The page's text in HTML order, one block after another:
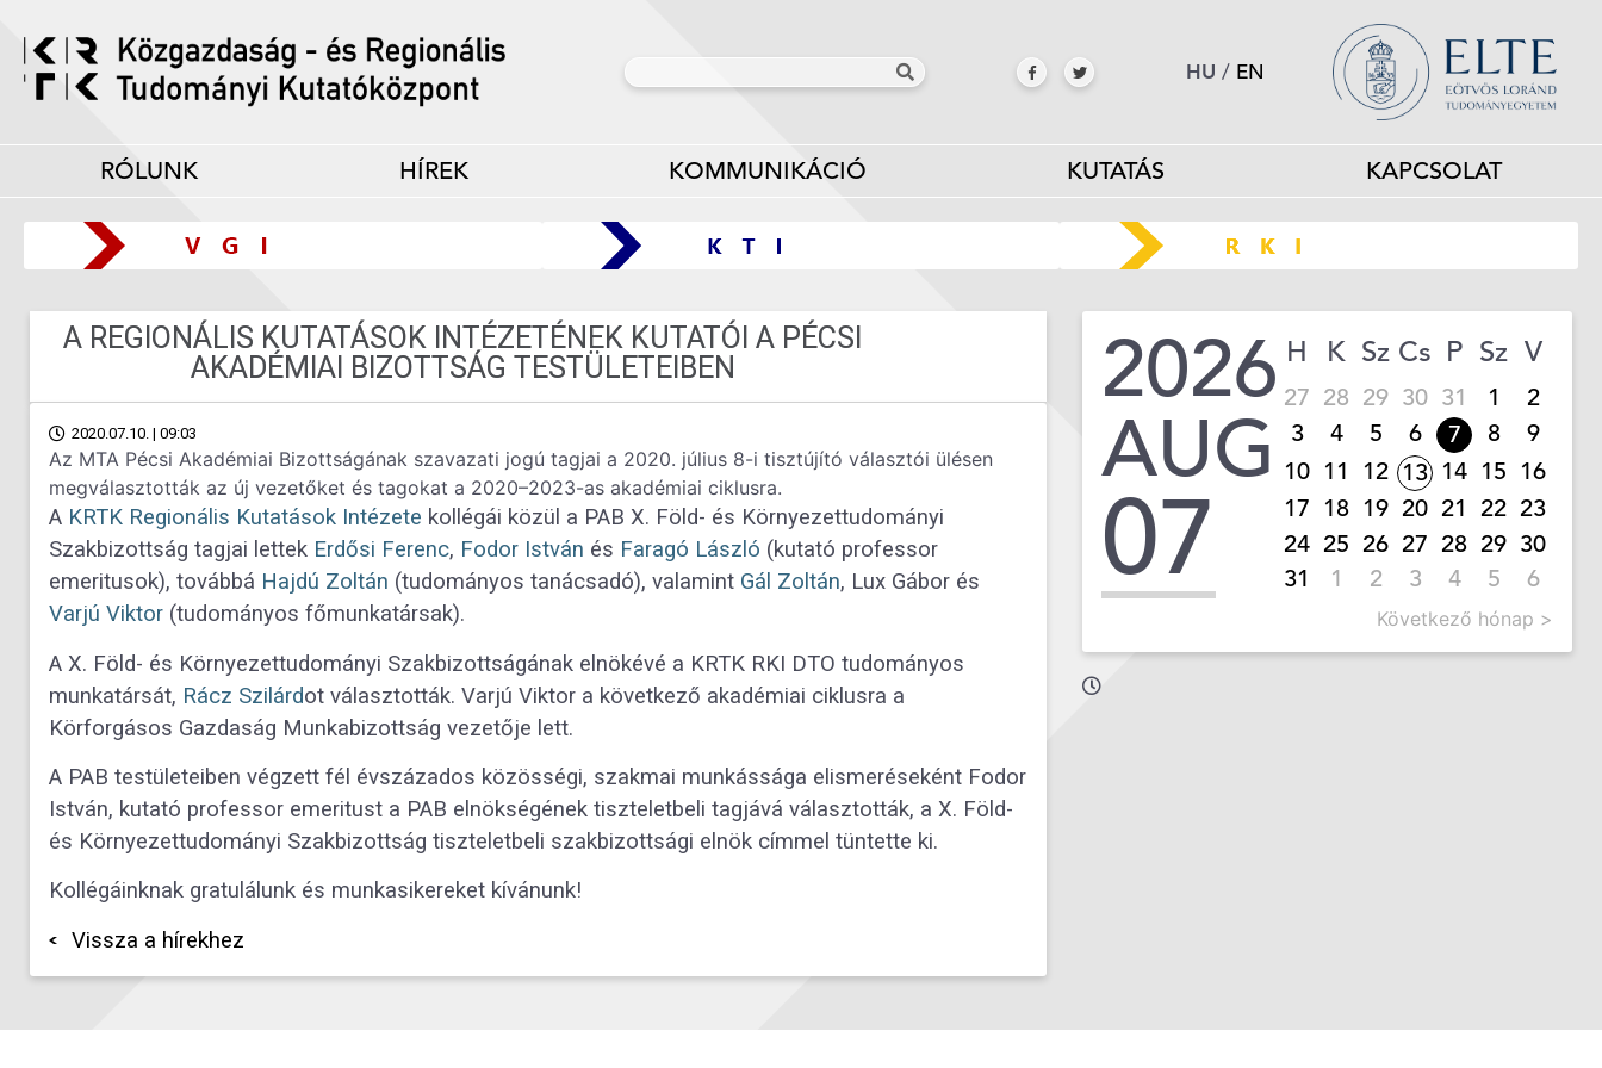
HU / EN
RÓLUNK HÍREK KOMMUNIKÁCIÓ KUTATÁS KAPCSOLAT
A REGIONÁLIS KUTATÁSOK INTÉZETÉNEK KUTATÓI A PÉCSI
AKADÉMIAI BIZOTTSÁG TESTÜLETEIBEN
2020.07.10. | 09:03
Az MTA Pécsi Akadémiai Bizottságának szavazati jogú tagjai a 2020. július 8-i tisztújító választói ülésen
megválasztották az új vezetőket és tagokat a 2020–2023-as akadémiai ciklusra.
A KRTK Regionális Kutatások Intézete kollégái közül a PAB X. Föld- és Környezettudományi
Szakbizottság tagjai lettek Erdősi Ferenc, Fodor István és Faragó László (kutató professor
emeritusok), továbbá Hajdú Zoltán (tudományos tanácsadó), valamint Gál Zoltán, Lux Gábor és
Varjú Viktor (tudományos főmunkatársak).
A X. Föld- és Környezettudományi Szakbizottságának elnökévé a KRTK RKI DTO tudományos
munkatársát, Rácz Szilárdot választották. Varjú Viktor a következő akadémiai ciklusra a
Körforgásos Gazdaság Munkabizottság vezetője lett.
A PAB testületeiben végzett fél évszázados közösségi, szakmai munkássága elismeréseként Fodor
István, kutató professor emeritust a PAB elnökségének tiszteletbeli tagjává választották, a X. Föld-
és Környezettudományi Szakbizottság tiszteletbeli szakbizottsági elnök címmel tüntette ki.
Kollégáinknak gratulálunk és munkasikereket kívánunk!
Vissza a hírekhez
2026
AUG
07
H K Sz Cs P Sz V
27 28 29 30 31 1
2
3
4 5 6 7 8
9
10 11 12 13 14 15 16
17 18 19 20 21 22 23
24 25 26 27 28 29 30
31
1 2 3 4 5 6
Következő hónap >